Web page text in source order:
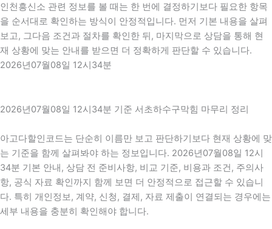
인천흥신소 관련 정보를 볼 때는 한 번에 결정하기보다 필요한 항목
을 순서대로 확인하는 방식이 안정적입니다. 먼저 기본 내용을 살펴
보고, 그다음 조건과 절차를 확인한 뒤, 마지막으로 상담을 통해 현
재 상황에 맞는 안내를 받으면 더 정확하게 판단할 수 있습니다.
2026년07월08일 12시34분
2026년07월08일 12시34분 기준 서초하수구막힘 마무리 정리
아고다할인코드는 단순히 이름만 보고 판단하기보다 현재 상황에 맞
는 기준을 함께 살펴봐야 하는 정보입니다. 2026년07월08일 12시
34분 기본 안내, 상담 전 준비사항, 비교 기준, 비용과 조건, 주의사
항, 공식 자료 확인까지 함께 보면 더 안정적으로 접근할 수 있습니
다. 특히 개인정보, 계약, 신청, 결제, 자료 제출이 연결되는 경우에는
세부 내용을 충분히 확인해야 합니다.